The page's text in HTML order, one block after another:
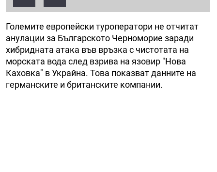
Големите европейски туроператори не отчитат
анулации за Българското Черноморие заради
хибридната атака във връзка с чистотата на
морската вода след взрива на язовир "Нова
Каховка" в Украйна. Това показват данните на
германските и британските компании.